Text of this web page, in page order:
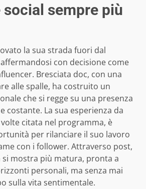
sempre più
la sua strada fuori dal
con decisione come
Bresciata doc, con una
alle spalle, ha costruito un
che si regge su una presenza
costante. La sua esperienza da
citata nel programma, è
per rilanciare il suo lavoro
con i follower. Attraverso post,
si mostra più matura, pronta a
personali, ma senza mai
sulla vita sentimentale.